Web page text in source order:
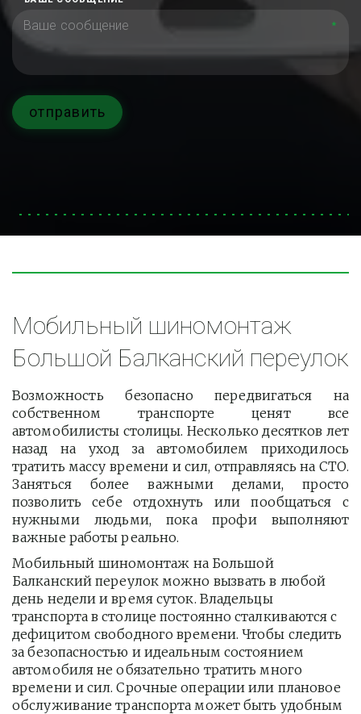
*
отправить
Мобильный шиномонтаж
Большой Балканский переулок
Возможность безопасно передвигаться на
собственном транспорте ценят все
автомобилисты столицы. Несколько десятков лет
назад на уход за автомобилем приходилось
тратить массу времени и сил, отправляясь на СТО.
Заняться более важными делами, просто
позволить себе отдохнуть или пообщаться с
нужными людьми, пока профи выполняют
важные работы реально.
Мобильный шиномонтаж на Большой
Балканский переулок можно вызвать в любой
день недели и время суток. Владельцы
транспорта в столице постоянно сталкиваются с
дефицитом свободного времени. Чтобы следить
за безопасностью и идеальным состоянием
автомобиля не обязательно тратить много
времени и сил. Срочные операции или плановое
обслуживание транспорта может быть удобным